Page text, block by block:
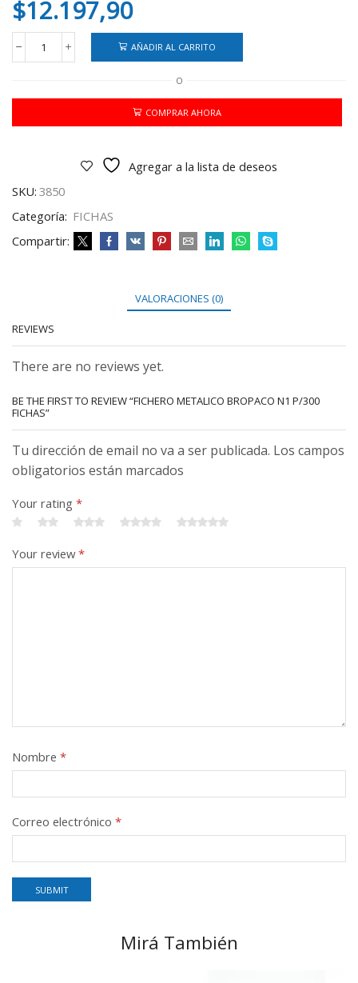
$12.197,90
FICHERO
METALICO
N1
FICHAS
AÑADIR AL CARRITO
O
COMPRAR AHORA
Agregar a la lista de deseos
SKU: 3850
Categoría: FICHAS
Compartir:
VALORACIONES (0)
REVIEWS
There are no reviews yet.
BE THE FIRST TO REVIEW “FICHERO METALICO BROPACO N1 P/300
FICHAS”
Tu dirección de email no va a ser publicada. Los campos
obligatorios están marcados
Your rating *
Your review*
Nombre *
Correo electrónico *
Mirá También